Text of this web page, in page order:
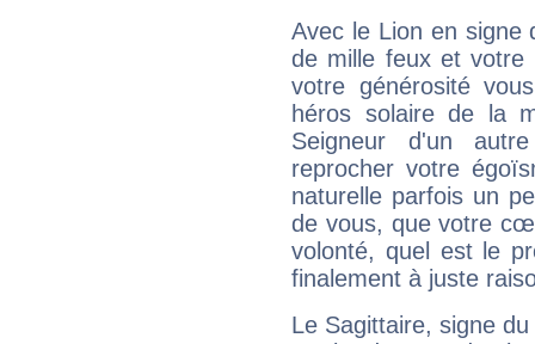
Avec le Lion en signe
de mille feux et votre
votre générosité
héros solaire de la
Seigneur d'un
reprocher votre
naturelle parfois un
de vous, que votre
volonté, quel est le
finalement à juste
Le Sagittaire, signe